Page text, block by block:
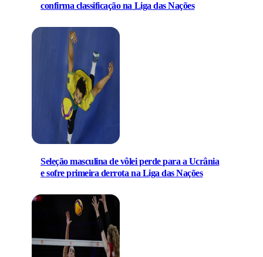
confirma classificação na Liga das Nações
Seleção masculina de vôlei perde para a Ucrânia
e sofre primeira derrota na Liga das Nações